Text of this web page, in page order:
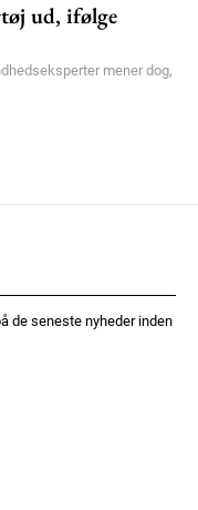
ud, ifølge
mener dog,
de seneste nyheder inden